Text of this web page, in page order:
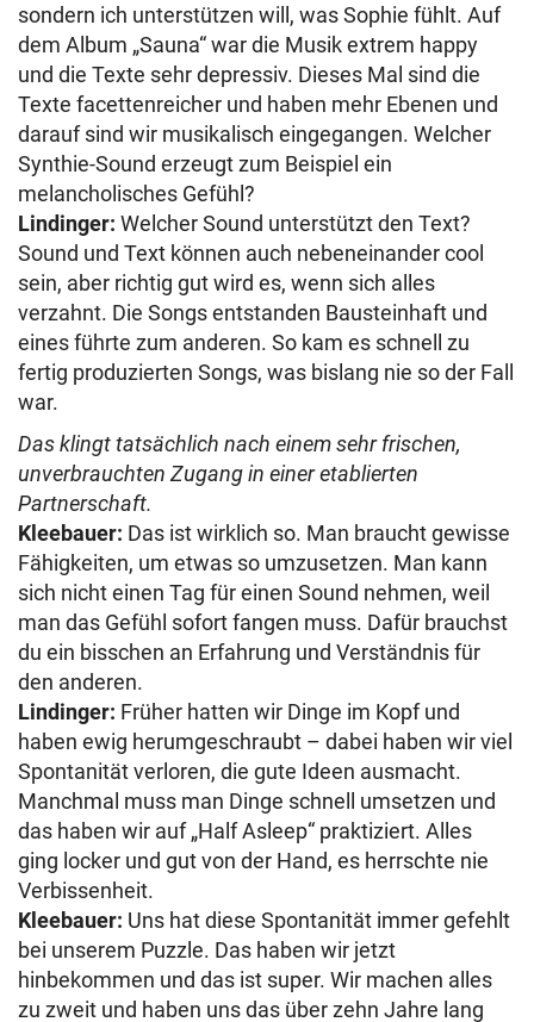
sondern ich unterstützen will, was Sophie fühlt. Auf
dem Album „Sauna“ war die Musik extrem happy
und die Texte sehr depressiv. Dieses Mal sind die
Texte facettenreicher und haben mehr Ebenen und
darauf sind wir musikalisch eingegangen. Welcher
Synthie-Sound erzeugt zum Beispiel ein
melancholisches Gefühl?
Lindinger: Welcher Sound unterstützt den Text?
Sound und Text können auch nebeneinander cool
sein, aber richtig gut wird es, wenn sich alles
verzahnt. Die Songs entstanden Bausteinhaft und
eines führte zum anderen. So kam es schnell zu
fertig produzierten Songs, was bislang nie so der Fall
war.
Das klingt tatsächlich nach einem sehr frischen,
unverbrauchten Zugang in einer etablierten
Partnerschaft.
Kleebauer: Das ist wirklich so. Man braucht gewisse
Fähigkeiten, um etwas so umzusetzen. Man kann
sich nicht einen Tag für einen Sound nehmen, weil
man das Gefühl sofort fangen muss. Dafür brauchst
du ein bisschen an Erfahrung und Verständnis für
den anderen.
Lindinger: Früher hatten wir Dinge im Kopf und
haben ewig herumgeschraubt – dabei haben wir viel
Spontanität verloren, die gute Ideen ausmacht.
Manchmal muss man Dinge schnell umsetzen und
das haben wir auf „Half Asleep“ praktiziert. Alles
ging locker und gut von der Hand, es herrschte nie
Verbissenheit.
Kleebauer: Uns hat diese Spontanität immer gefehlt
bei unserem Puzzle. Das haben wir jetzt
hinbekommen und das ist super. Wir machen alles
zu zweit und haben uns das über zehn Jahre lang